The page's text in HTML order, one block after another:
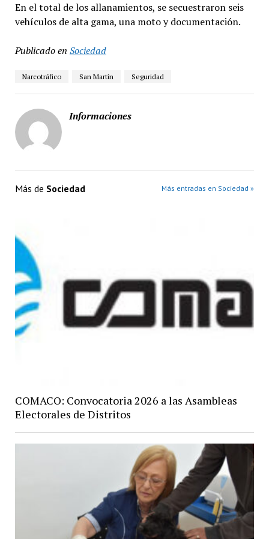
En el total de los allanamientos, se secuestraron seis
vehículos de alta gama, una moto y documentación.
Publicado en Sociedad
Narcotráfico San Martín Seguridad
Informaciones
Más de Sociedad Más entradas en Sociedad »
COMACO: Convocatoria 2026 a las Asambleas
Electorales de Distritos